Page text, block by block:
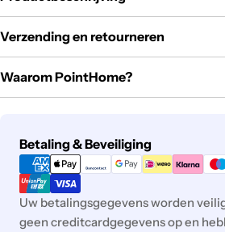
Verzending en retourneren
Waarom PointHome?
Betaling & Beveiliging
Betaalmethoden
Uw betalingsgegevens worden
geen creditcardgegevens op en